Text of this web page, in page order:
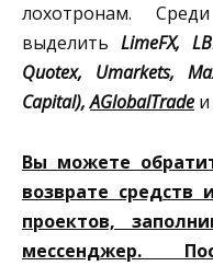
лохотронам.
выделитьLimeFX,
Quotex, Umarkets,
Capital),AGlobalTrade
Вы можете
возврате средств
проектов,
мессенджер.